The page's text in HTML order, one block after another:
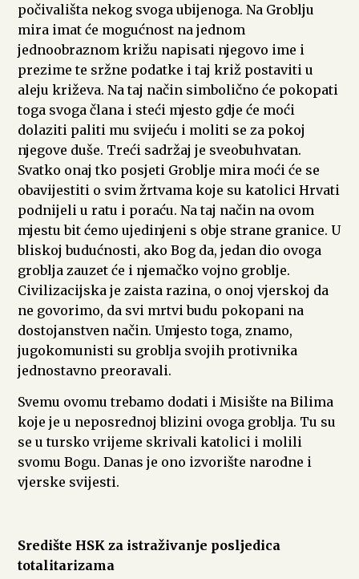
počivališta nekog svoga ubijenoga. Na Groblju
mira imat će mogućnost na jednom
jednoobraznom križu napisati njegovo ime i
prezime te sržne podatke i taj križ postaviti u
aleju križeva. Na taj način simbolično će pokopati
toga svoga člana i steći mjesto gdje će moći
dolaziti paliti mu svijeću i moliti se za pokoj
njegove duše. Treći sadržaj je sveobuhvatan.
Svatko onaj tko posjeti Groblje mira moći će se
obavijestiti o svim žrtvama koje su katolici Hrvati
podnijeli u ratu i poraću. Na taj način na ovom
mjestu bit ćemo ujedinjeni s obje strane granice. U
bliskoj budućnosti, ako Bog da, jedan dio ovoga
groblja zauzet će i njemačko vojno groblje.
Civilizacijska je zaista razina, o onoj vjerskoj da
ne govorimo, da svi mrtvi budu pokopani na
dostojanstven način. Umjesto toga, znamo,
jugokomunisti su groblja svojih protivnika
jednostavno preoravali.
Svemu ovomu trebamo dodati i Misište na Bilima
koje je u neposrednoj blizini ovoga groblja. Tu su
se u tursko vrijeme skrivali katolici i molili
svomu Bogu. Danas je ono izvorište narodne i
vjerske svijesti.
Središte HSK za istraživanje posljedica
totalitarizama